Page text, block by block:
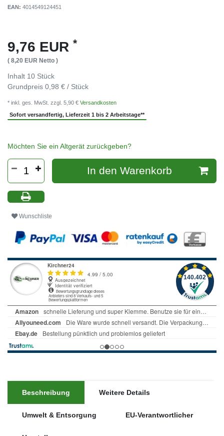
EAN: 4014549124451
9,76 EUR *
( 8,20 EUR Netto )
Inhalt 10 Stück
Grundpreis 0,98 € / Stück
* inkl. ges. MwSt. zzgl. 5,90 € Versandkosten
Sofort versandfertig, Lieferzeit 1 bis 2 Arbeitstage**
Möchten Sie ein Altgerät zurückgeben?
In den Warenkorb
Wunschliste
Beschreibung Weitere Details
Umwelt & Entsorgung EU-Verantwortlicher